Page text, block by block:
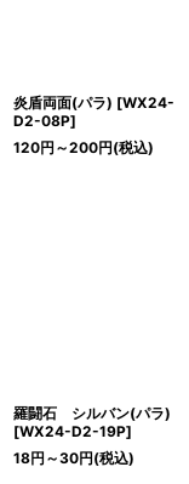
炎盾両面(パラ) [WX24-
D2-08P]
120円 ～200円(税込)
羅闘石 シルバン(パラ)
[WX24-D2-19P]
18円 ～30円(税込)